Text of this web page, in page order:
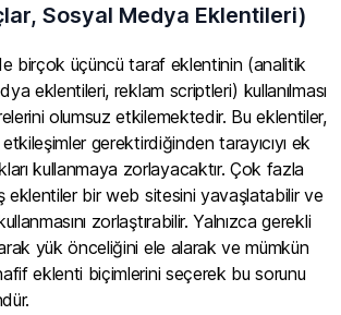
Sosyal Medya Eklentileri)
birçok üçüncü taraf eklentinin (analitik
eklentileri, reklam scriptleri) kullanılması
olumsuz etkilemektedir. Bu eklentiler,
gerektirdiğinden tarayıcıyı ek
kullanmaya zorlayacaktır. Çok fazla
eklentiler bir web sitesini yavaşlatabilir ve
zorlaştırabilir. Yalnızca gerekli
yük önceliğini ele alarak ve mümkün
eklenti biçimlerini seçerek bu sorunu